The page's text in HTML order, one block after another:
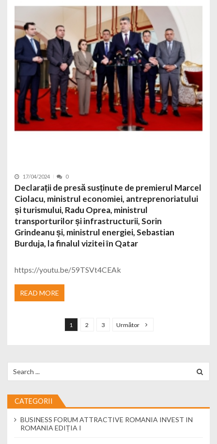
17/04/2024 0
Declarații de presă susținute de premierul Marcel
Ciolacu, ministrul economiei, antreprenoriatului
și turismului, Radu Oprea, ministrul
transporturilor și infrastructurii, Sorin
Grindeanu și, ministrul energiei, Sebastian
Burduja, la finalul vizitei în Qatar
https://youtu.be/59TSVt4CEAk
READ MORE
1 2 3 Următor
CATEGORII
BUSINESS FORUM ATTRACTIVE ROMANIA INVEST IN
ROMANIA EDIȚIA I